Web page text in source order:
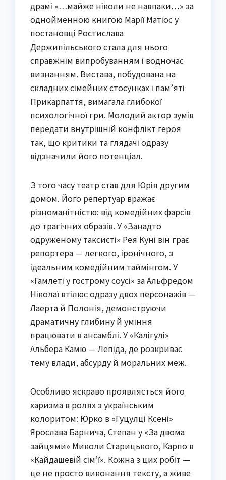
драмі «…майже ніколи не навпаки…» за
однойменною книгою Марії Матіос у
постановці Ростислава
Держипільського стала для нього
справжнім випробуванням і водночас
визнанням. Вистава, побудована на
складних сімейних стосунках і пам’яті
Прикарпаття, вимагала глибокої
психологічної гри. Молодий актор зумів
передати внутрішній конфлікт героя
так, що критики та глядачі одразу
відзначили його потенціал.
З того часу театр став для Юрія другим
домом. Його репертуар вражає
різноманітністю: від комедійних фарсів
до трагічних образів. У «Занадто
одруженому таксисті» Рея Куні він грає
репортера — легкого, іронічного, з
ідеальним комедійним таймінгом. У
«Гамлеті у гострому соусі» за Альфредом
Ніколаї втілює одразу двох персонажів —
Лаерта й Полонія, демонструючи
драматичну глибину й уміння
працювати в ансамблі. У «Калігулі»
Альбера Камю — Лепіда, де розкриває
тему влади, абсурду й моральних меж.
Особливо яскраво проявляється його
харизма в ролях з українським
колоритом: Юрко в «Гуцулці Ксені»
Ярослава Барнича, Степан у «За двома
зайцями» Миколи Старицького, Карпо в
«Кайдашевій сім’ї». Кожна з цих робіт —
це не просто виконання тексту, а живе